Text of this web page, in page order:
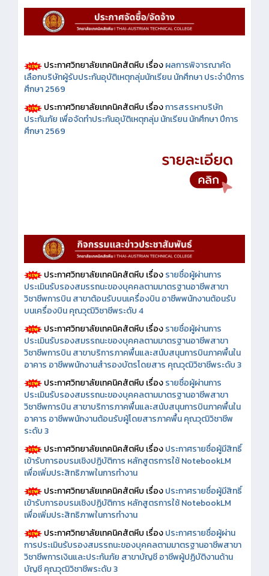
ประกาศวิทยาลัยเทคนิคสัตหีบ เรื่องผลการพิจารณาคัด
เลือกบริษัทผู้รับประกันอุบัติเหตุกลุ่มนักเรียน นักศึกษา ประจำปีการ
ศึกษา 2569
ประกาศวิทยาลัยเทคนิคสัตหีบ เรื่องการสรรหาบริษัท
ประกันภัย เพื่อจัดทำประกันอุบัติเหตุกลุ่ม นักเรียน นักศึกษา ปีการ
ศึกษา 2569
ประกาศวิทยาลัยเทคนิคสัตหีบ เรื่องรายชื่อผู้ผ่านการ
ประเมินรับรองสมรรถนะของบุคคลตามมาตรฐานอาชีพสาขา
วิชาชีพการบิน สาขาต้อนรับบนเครื่องบิน อาชีพพนักงานต้อนรับ
บนเครื่องบิน คุณวุฒิวิชาชีพระดับ 4
ประกาศวิทยาลัยเทคนิคสัตหีบ เรื่องรายชื่อผู้ผ่านการ
ประเมินรับรองสมรรถนะของบุคคลตามมาตรฐานอาชีพสาขา
วิชาชีพการบิน สาขาบริการภาคพื้นและสนับสนุนการบินภาคพื้นใน
อาคาร อาชีพพนักงานสำรองบัตรโดยสาร คุณวุฒิวิชาชีพระดับ 3
ประกาศวิทยาลัยเทคนิคสัตหีบ เรื่องรายชื่อผู้ผ่านการ
ประเมินรับรองสมรรถนะของบุคคลตามมาตรฐานอาชีพสาขา
วิชาชีพการบิน สาขาบริการภาคพื้นและสนับสนุนการบินภาคพื้นใน
อาคาร อาชีพพนักงานต้อนรับผู้โดยสารภาคพื้น คุณวุฒิวิชาชีพ
ระดับ 3
ประกาศวิทยาลัยเทคนิคสัตหีบ เรื่องประกาศรายชื่อผู้มีสิทธิ์
เข้ารับการอบรมเชิงปฏิบัติการ หลักสูตรการใช้ NotebookLM
เพื่อเพิ่มประสิทธิภาพในการทำงาน
ประกาศวิทยาลัยเทคนิคสัตหีบ เรื่องประกาศรายชื่อผู้มีสิทธิ์
เข้ารับการอบรมเชิงปฏิบัติการ หลักสูตรการใช้ NotebookLM
เพื่อเพิ่มประสิทธิภาพในการทำงาน
ประกาศวิทยาลัยเทคนิคสัตหีบ เรื่องประกาศรายชื่อผู้ผ่าน
การประเมินรับรองสมรรถนะของบุคคลตามมาตรฐานอาชีพสาขา
วิชาชีพการเงินและประกันภัย สาขาบัญชี อาชีพผู้ปฏิบัติงานด้าน
บัญชี คุณวุฒิวิชาชีพระดับ 3